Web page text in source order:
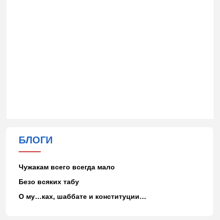
БЛОГИ
Чужакам всего всегда мало
Безо всяких табу
О му…ках, шаббате и конституции…